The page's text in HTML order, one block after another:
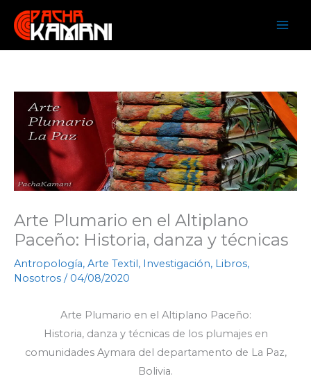
Arte Plumario en el Altiplano
Paceño: Historia, danza y técnicas
Antropología, Arte Textil, Investigación, Libros,
Nosotros / 04/08/2020
Arte Plumario en el Altiplano Paceño:
Historia, danza y técnicas de los plumajes en
comunidades Aymara del departamento de La Paz,
Bolivia.
Facebook
Twitter
Instagram